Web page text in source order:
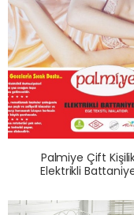
Palmiye Çift
Elektrikli